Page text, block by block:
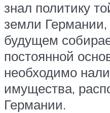
знал политику
земли Германии,
будущем
постоянной
необходимо
имущества,
Германии.